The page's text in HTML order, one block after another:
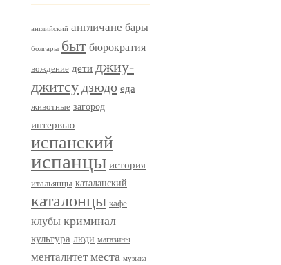
английский англичане бары
болгары бытбюрократия
вождение дети джиу-
джитсудзюдо еда
животные загород
интервью
испанский
испанцы история
итальянцы каталанский
каталонцы кафе
клубы криминал
культура люди магазины
менталитетместа музыка